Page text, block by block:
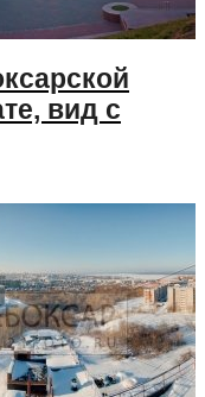
вид с